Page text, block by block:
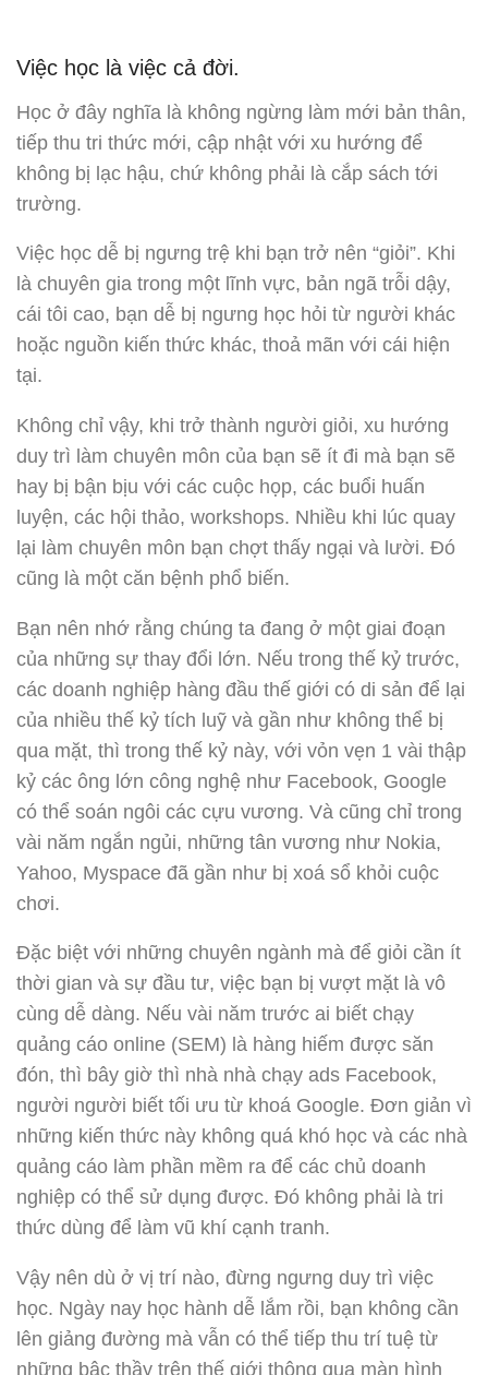
Việc học là việc cả đời.
Học ở đây nghĩa là không ngừng làm mới bản thân,
tiếp thu tri thức mới, cập nhật với xu hướng để
không bị lạc hậu, chứ không phải là cắp sách tới
trường.
Việc học dễ bị ngưng trệ khi bạn trở nên “giỏi”. Khi
là chuyên gia trong một lĩnh vực, bản ngã trỗi dậy,
cái tôi cao, bạn dễ bị ngưng học hỏi từ người khác
hoặc nguồn kiến thức khác, thoả mãn với cái hiện
tại.
Không chỉ vậy, khi trở thành người giỏi, xu hướng
duy trì làm chuyên môn của bạn sẽ ít đi mà bạn sẽ
hay bị bận bịu với các cuộc họp, các buổi huấn
luyện, các hội thảo, workshops. Nhiều khi lúc quay
lại làm chuyên môn bạn chợt thấy ngại và lười. Đó
cũng là một căn bệnh phổ biến.
Bạn nên nhớ rằng chúng ta đang ở một giai đoạn
của những sự thay đổi lớn. Nếu trong thế kỷ trước,
các doanh nghiệp hàng đầu thế giới có di sản để lại
của nhiều thế kỷ tích luỹ và gần như không thể bị
qua mặt, thì trong thế kỷ này, với vỏn vẹn 1 vài thập
kỷ các ông lớn công nghệ như Facebook, Google
có thể soán ngôi các cựu vương. Và cũng chỉ trong
vài năm ngắn ngủi, những tân vương như Nokia,
Yahoo, Myspace đã gần như bị xoá sổ khỏi cuộc
chơi.
Đặc biệt với những chuyên ngành mà để giỏi cần ít
thời gian và sự đầu tư, việc bạn bị vượt mặt là vô
cùng dễ dàng. Nếu vài năm trước ai biết chạy
quảng cáo online (SEM) là hàng hiếm được săn
đón, thì bây giờ thì nhà nhà chạy ads Facebook,
người người biết tối ưu từ khoá Google. Đơn giản vì
những kiến thức này không quá khó học và các nhà
quảng cáo làm phần mềm ra để các chủ doanh
nghiệp có thể sử dụng được. Đó không phải là tri
thức dùng để làm vũ khí cạnh tranh.
Vậy nên dù ở vị trí nào, đừng ngưng duy trì việc
học. Ngày nay học hành dễ lắm rồi, bạn không cần
lên giảng đường mà vẫn có thể tiếp thu trí tuệ từ
những bậc thầy trên thế giới thông qua màn hình